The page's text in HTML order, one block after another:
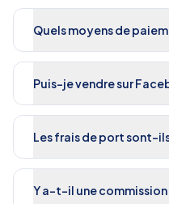
Quels moyens de
Puis-je vendre sur
Les frais de port sont-
Y a-t-il une commission